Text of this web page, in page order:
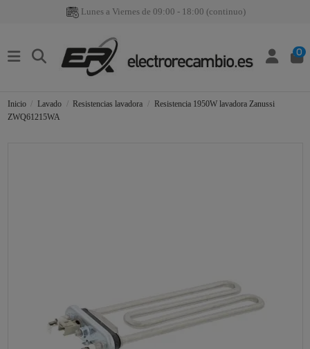
Lunes a Viernes de 09:00 - 18:00 (continuo)
0
Inicio Lavado Resistencias lavadora
Resistencia 1950W lavadora Zanussi
ZWQ61215WA